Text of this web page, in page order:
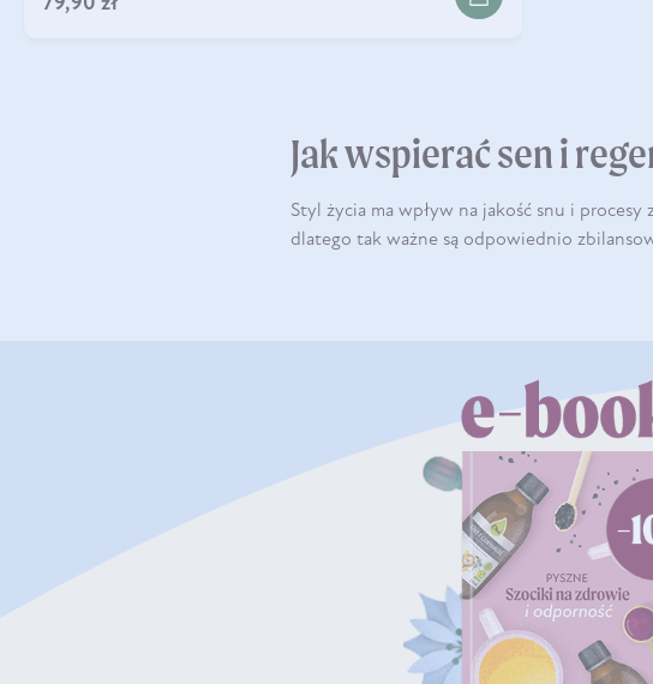
Jak wspierać sen i
Styl życia ma wpływ na jakość snu i
dlatego tak ważne są odpowiednio